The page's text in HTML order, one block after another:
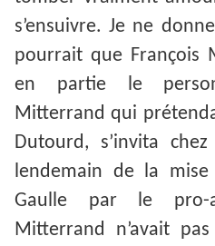
s’ensuivre. Je ne
pourrait que François
en partie le
Mitterrand qui
Dutourd, s’invita
lendemain de la
Gaulle par le pro-
Mitterrand n’avait